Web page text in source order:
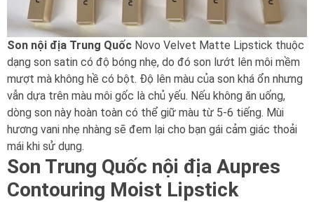
Son nội địa Trung Quốc Novo Velvet Matte Lipstick thuộc
dạng son satin có độ bóng nhẹ, do đó son lướt lên môi mềm
mượt mà không hề có bột. Độ lên màu của son khá ổn nhưng
vẫn dựa trên màu môi gốc là chủ yếu. Nếu không ăn uống,
dòng son này hoàn toàn có thể giữ màu từ 5-6 tiếng. Mùi
hương vani nhẹ nhàng sẽ đem lại cho bạn gái cảm giác thoải
mái khi sử dụng.
Son Trung Quốc nội địa Aupres
Contouring Moist Lipstick